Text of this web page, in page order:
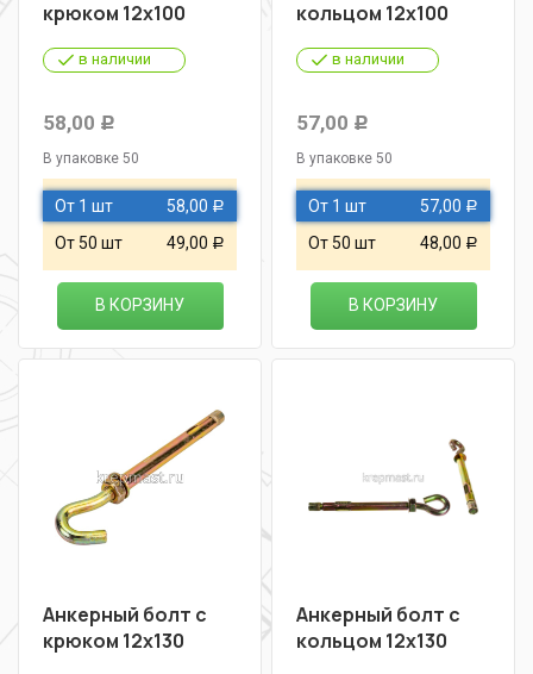
крюком 12х100
в наличии
58,00 Р
В упаковке 50
От 1 шт 58,00 Р
От 50 шт 49,00 Р
В КОРЗИНУ
кольцом 12х100
в наличии
57,00 Р
В упаковке 50
От 1 шт 57,00 Р
От 50 шт 48,00 Р
В КОРЗИНУ
Анкерный болт с
крюком 12х130
Анкерный болт с
кольцом 12х130